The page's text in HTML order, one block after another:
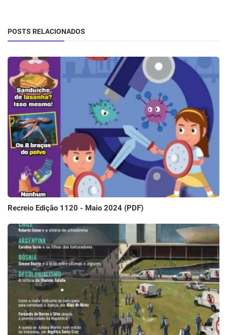
POSTS RELACIONADOS
Recreio Edição 1120 - Maio 2024 (PDF)